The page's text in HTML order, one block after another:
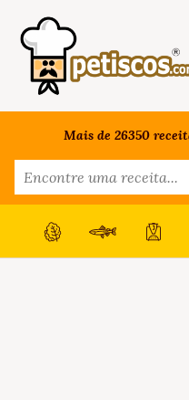
Mais de 26350